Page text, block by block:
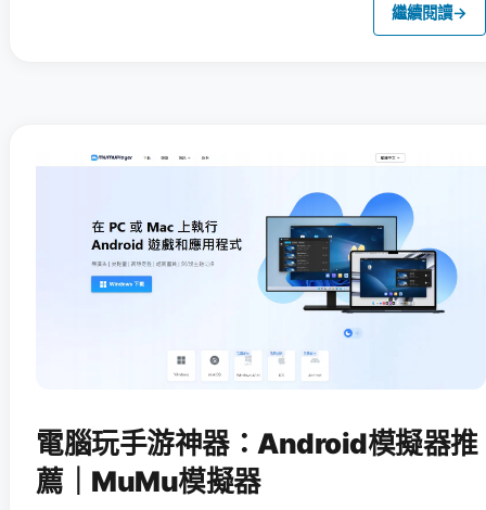
繼續閱讀→
電腦玩手游神器：Android模擬器推
薦｜MuMu模擬器